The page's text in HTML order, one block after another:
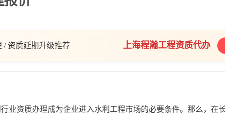
/ 资质延期升级推荐 上海程瀚工程资质代办
业资质办理成为企业进入水利工程市场的必要条件。那么，在